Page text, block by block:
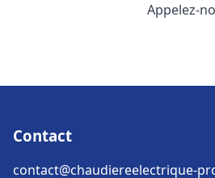
Appelez-
Contact
contact@chaudiereelectrique-